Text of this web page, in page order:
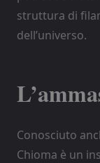
struttura di
dell’universo.
Conosciuto
Chioma è un